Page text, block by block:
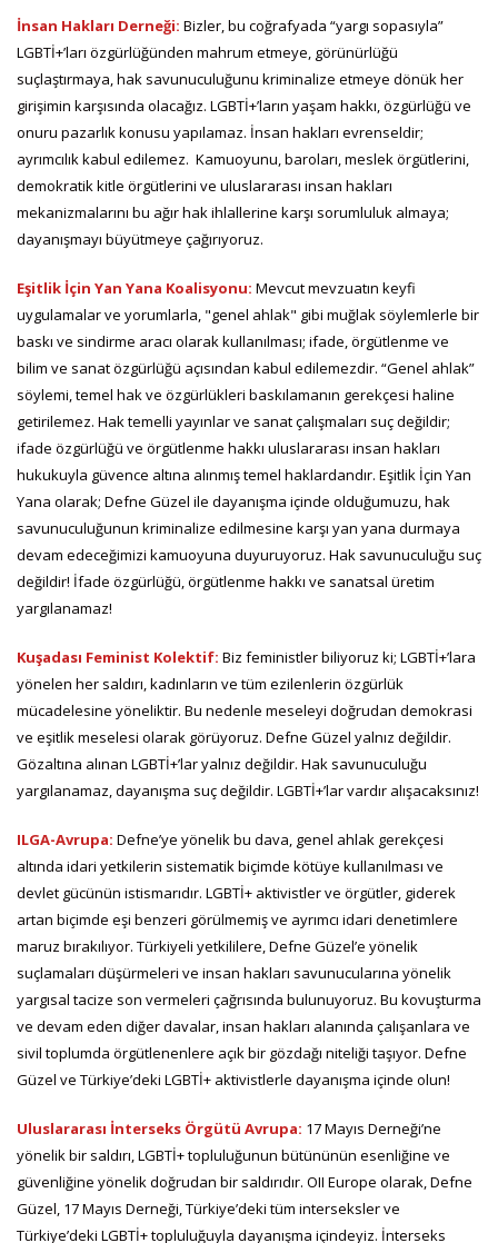
İnsan Hakları Derneği: Bizler, bu coğrafyada “yargı sopasıyla”
LGBTİ+’ları özgürlüğünden mahrum etmeye, görünürlüğü
suçlaştırmaya, hak savunuculuğunu kriminalize etmeye dönük her
girişimin karşısında olacağız. LGBTİ+’ların yaşam hakkı, özgürlüğü ve
onuru pazarlık konusu yapılamaz. İnsan hakları evrenseldir;
ayrımcılık kabul edilemez. Kamuoyunu, baroları, meslek örgütlerini,
demokratik kitle örgütlerini ve uluslararası insan hakları
mekanizmalarını bu ağır hak ihlallerine karşı sorumluluk almaya;
dayanışmayı büyütmeye çağırıyoruz.
Eşitlik İçin Yan Yana Koalisyonu: Mevcut mevzuatın keyfi
uygulamalar ve yorumlarla, "genel ahlak" gibi muğlak söylemlerle bir
baskı ve sindirme aracı olarak kullanılması; ifade, örgütlenme ve
bilim ve sanat özgürlüğü açısından kabul edilemezdir. “Genel ahlak”
söylemi, temel hak ve özgürlükleri baskılamanın gerekçesi haline
getirilemez. Hak temelli yayınlar ve sanat çalışmaları suç değildir;
ifade özgürlüğü ve örgütlenme hakkı uluslararası insan hakları
hukukuyla güvence altına alınmış temel haklardandır. Eşitlik İçin Yan
Yana olarak; Defne Güzel ile dayanışma içinde olduğumuzu, hak
savunuculuğunun kriminalize edilmesine karşı yan yana durmaya
devam edeceğimizi kamuoyuna duyuruyoruz. Hak savunuculuğu suç
değildir! İfade özgürlüğü, örgütlenme hakkı ve sanatsal üretim
yargılanamaz!
Kuşadası Feminist Kolektif: Biz feministler biliyoruz ki; LGBTİ+’lara
yönelen her saldırı, kadınların ve tüm ezilenlerin özgürlük
mücadelesine yöneliktir. Bu nedenle meseleyi doğrudan demokrasi
ve eşitlik meselesi olarak görüyoruz. Defne Güzel yalnız değildir.
Gözaltına alınan LGBTİ+’lar yalnız değildir. Hak savunuculuğu
yargılanamaz, dayanışma suç değildir. LGBTİ+’lar vardır alışacaksınız!
ILGA-Avrupa: Defne’ye yönelik bu dava, genel ahlak gerekçesi
altında idari yetkilerin sistematik biçimde kötüye kullanılması ve
devlet gücünün istismarıdır. LGBTİ+ aktivistler ve örgütler, giderek
artan biçimde eşi benzeri görülmemiş ve ayrımcı idari denetimlere
maruz bırakılıyor. Türkiyeli yetkililere, Defne Güzel’e yönelik
suçlamaları düşürmeleri ve insan hakları savunucularına yönelik
yargısal tacize son vermeleri çağrısında bulunuyoruz. Bu kovuşturma
ve devam eden diğer davalar, insan hakları alanında çalışanlara ve
sivil toplumda örgütlenenlere açık bir gözdağı niteliği taşıyor. Defne
Güzel ve Türkiye’deki LGBTİ+ aktivistlerle dayanışma içinde olun!
Uluslararası İnterseks Örgütü Avrupa: 17 Mayıs Derneği’ne
yönelik bir saldırı, LGBTİ+ topluluğunun bütününün esenliğine ve
güvenliğine yönelik doğrudan bir saldırıdır. OII Europe olarak, Defne
Güzel, 17 Mayıs Derneği, Türkiye’deki tüm interseksler ve
Türkiye’deki LGBTİ+ topluluğuyla dayanışma içindeyiz. İnterseks